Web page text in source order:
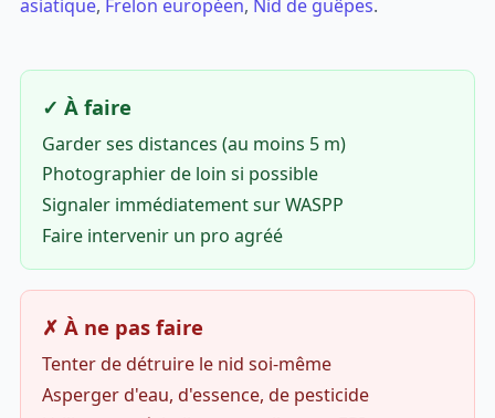
asiatique, Frelon européen, Nid de guêpes.
✓ À faire
Garder ses distances (au moins 5 m)
Photographier de loin si possible
Signaler immédiatement sur WASPP
Faire intervenir un pro agréé
✗ À ne pas faire
Tenter de détruire le nid soi-même
Asperger d'eau, d'essence, de pesticide